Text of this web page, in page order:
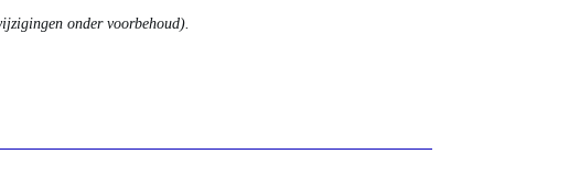
onder voorbehoud).